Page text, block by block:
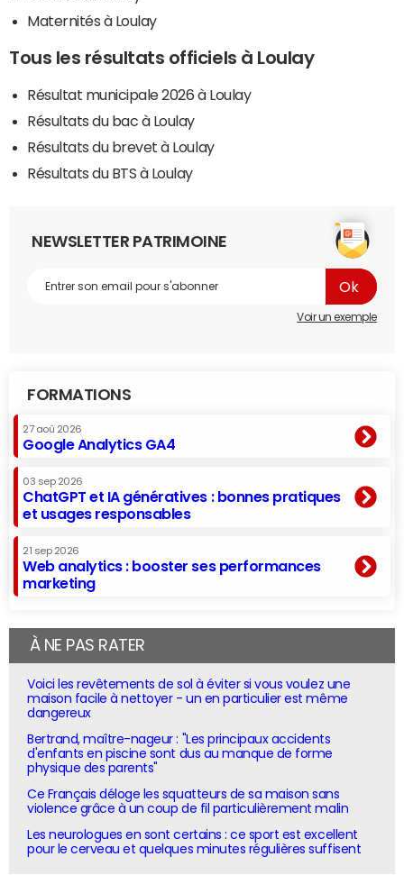
Maternités à Loulay
Tous les résultats officiels à Loulay
Résultat municipale 2026 à Loulay
Résultats du bac à Loulay
Résultats du brevet à Loulay
Résultats du BTS à Loulay
NEWSLETTER PATRIMOINE
Voir un exemple
FORMATIONS
27 aoû 2026
Google Analytics GA4
03 sep 2026
ChatGPT et IA génératives : bonnes pratiques
et usages responsables
21 sep 2026
Web analytics : booster ses performances
marketing
À NE PAS RATER
Voici les revêtements de sol à éviter si vous voulez une
maison facile à nettoyer - un en particulier est même
dangereux
Bertrand, maître-nageur : "Les principaux accidents
d'enfants en piscine sont dus au manque de forme
physique des parents"
Ce Français déloge les squatteurs de sa maison sans
violence grâce à un coup de fil particulièrement malin
Les neurologues en sont certains : ce sport est excellent
pour le cerveau et quelques minutes régulières suffisent